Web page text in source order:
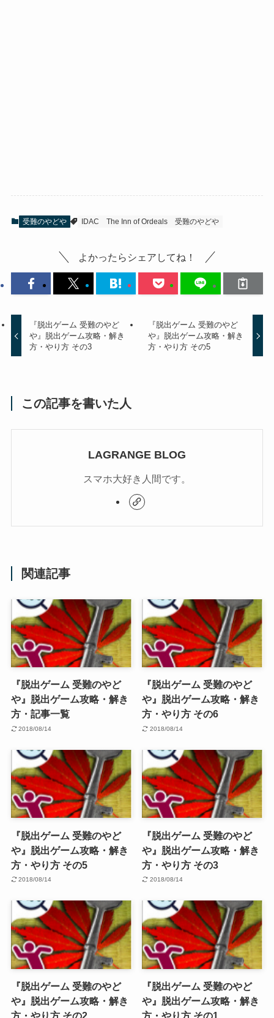
受難のやどや IDAC The Inn of Ordeals 受難のやどや
よかったらシェアしてね！
『脱出ゲーム 受難のやど
や』脱出ゲーム攻略・解き
方・やり方 その3
『脱出ゲーム 受難のやど
や』脱出ゲーム攻略・解き
方・やり方 その5
この記事を書いた人
LAGRANGE BLOG
スマホ大好き人間です。
関連記事
『脱出ゲーム 受難のやど
や』脱出ゲーム攻略・解き
方・記事一覧
2018/08/14
『脱出ゲーム 受難のやど
や』脱出ゲーム攻略・解き
方・やり方 その6
2018/08/14
『脱出ゲーム 受難のやど
や』脱出ゲーム攻略・解き
方・やり方 その5
2018/08/14
『脱出ゲーム 受難のやど
や』脱出ゲーム攻略・解き
方・やり方 その3
2018/08/14
『脱出ゲーム 受難のやど
や』脱出ゲーム攻略・解き
方・やり方 その2
『脱出ゲーム 受難のやど
や』脱出ゲーム攻略・解き
方・やり方 その1